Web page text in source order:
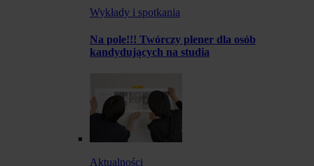
Wykłady i spotkania
Na pole!!! Twórczy plener dla osób
kandydujących na studia
Aktualności